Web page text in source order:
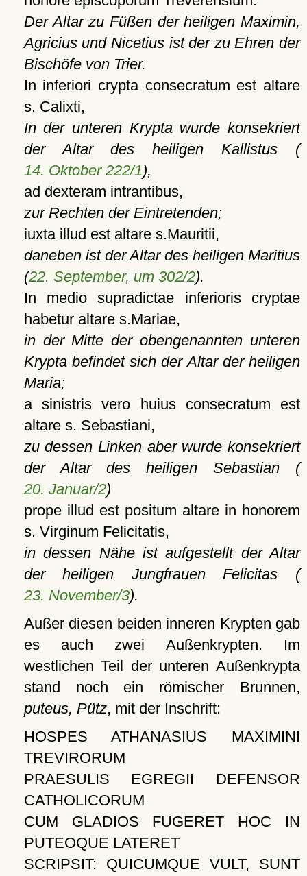
Der Altar zu Füßen der heiligen Maximin,
Agricius und Nicetius ist der zu Ehren der
Bischöfe von Trier.
In inferiori crypta consecratum est altare
s. Calixti,
In der unteren Krypta wurde konsekriert
der Altar des heiligen Kallistus (
14. Oktober 222/1),
ad dexteram intrantibus,
zur Rechten der Eintretenden;
iuxta illud est altare s.Mauritii,
daneben ist der Altar des heiligen Maritius
(22. September, um 302/2).
In medio supradictae inferioris cryptae
habetur altare s.Mariae,
in der Mitte der obengenannten unteren
Krypta befindet sich der Altar der heiligen
Maria;
a sinistris vero huius consecratum est
altare s. Sebastiani,
zu dessen Linken aber wurde konsekriert
der Altar des heiligen Sebastian (
20. Januar/2)
prope illud est positum altare in honorem
s. Virginum Felicitatis,
in dessen Nähe ist aufgestellt der Altar
der heiligen Jungfrauen Felicitas (
23. November/3).
Außer diesen beiden inneren Krypten gab
es auch zwei Außenkrypten. Im
westlichen Teil der unteren Außenkrypta
stand noch ein römischer Brunnen,
puteus, Pütz, mit der Inschrift:
HOSPES ATHANASIUS MAXIMINI
TREVIRORUM
PRAESULIS EGREGII DEFENSOR
CATHOLICORUM
CUM GLADIOS FUGERET HOC IN
PUTEOQUE LATERET
SCRIPSIT: QUICUMQUE VULT, SUNT